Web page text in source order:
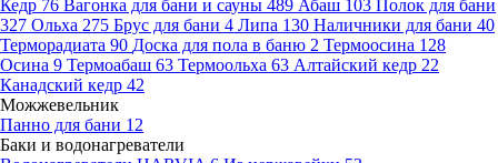
Кедр 76 Вагонка для бани и сауны 489 Абаш 103 Полок для бани
327 Ольха 275 Брус для бани 4 Липа 130 Наличники для бани 40
Терморадиата 90 Доска для пола в баню 2 Термоосина 128
Осина 9 Термоабаш 63 Термоольха 63 Алтайский кедр 22
Канадский кедр 42
Можжевельник
Панно для бани 12
Баки и водонагреватели